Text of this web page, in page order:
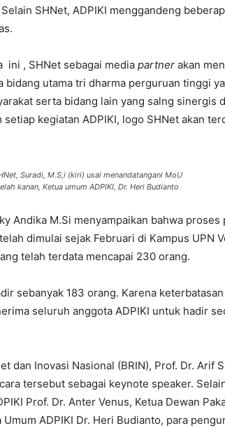
SHNet, ADPIKI menggandeng
ini , SHNet sebagai media partner akan
bidang utama tri dharma perguruan tinggi
serta bidang lain yang salng sinergis
setiap kegiatan ADPIKI, logo SHNet akan
Suradi, M.S,i (kiri) usai menandatangani MoU
kanan, Ketua umum ADPIKI, Dr. Heri Budianto
Andika M.Si menyampaikan bahwa
dimulai sejak Februari di Kampus UPN
telah terdata mencapai 230 orang.
sebanyak 183 orang. Karena
seluruh anggota ADPIKI untuk hadir
dan Inovasi Nasional (BRIN), Prof. Dr. Arif
tersebut sebagai keynote speaker.
Prof. Dr. Anter Venus, Ketua Dewan
Umum ADPIKI Dr. Heri Budianto, para